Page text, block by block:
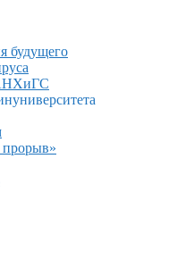
будущего